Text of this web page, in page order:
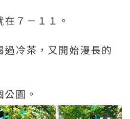
７－１１。
過冷茶，又開始漫長的
園。